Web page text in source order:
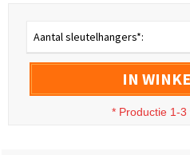
Aantal sleutelhangers*:
IN
* Productie 1-3